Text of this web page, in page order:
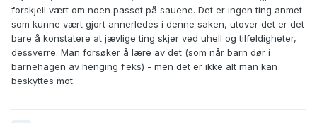
forskjell vært om noen passet på sauene. Det er ingen ting anmet
som kunne vært gjort annerledes i denne saken, utover det er det
bare å konstatere at jævlige ting skjer ved uhell og tilfeldigheter,
dessverre. Man forsøker å lære av det (som når barn dør i
barnehagen av henging f.eks) - men det er ikke alt man kan
beskyttes mot.